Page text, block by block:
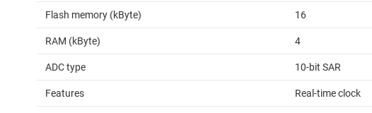
Flash memory (kByte) 16
RAM (kByte) 4
ADC type 10-bit SAR
Features Real-time clock